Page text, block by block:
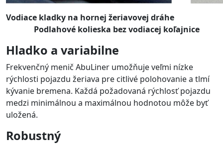
Vodiace kladky na hornej žeriavovej dráhe
Podlahové kolieska bez vodiacej koľajnice
Hladko a variabilne
Frekvenčný menič AbuLiner umožňuje veľmi nízke
rýchlosti pojazdu žeriava pre citlivé polohovanie a tlmí
kývanie bremena. Každá požadovaná rýchlosť pojazdu
medzi minimálnou a maximálnou hodnotou môže byť
uložená.
Robustný